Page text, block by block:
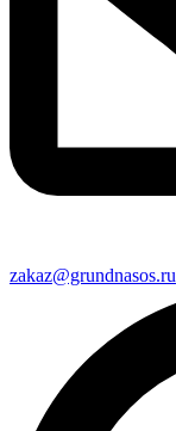
zakaz@grundnasos.ru